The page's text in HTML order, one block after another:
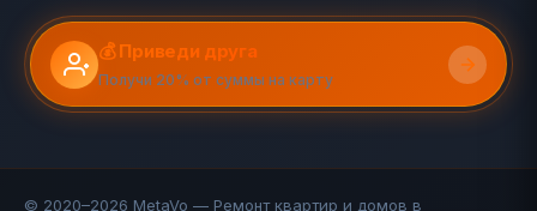
💰 Приведи друга
Получи 20% от суммы на карту
© 2020–2026 MetaVo — Ремонт квартир и домов в